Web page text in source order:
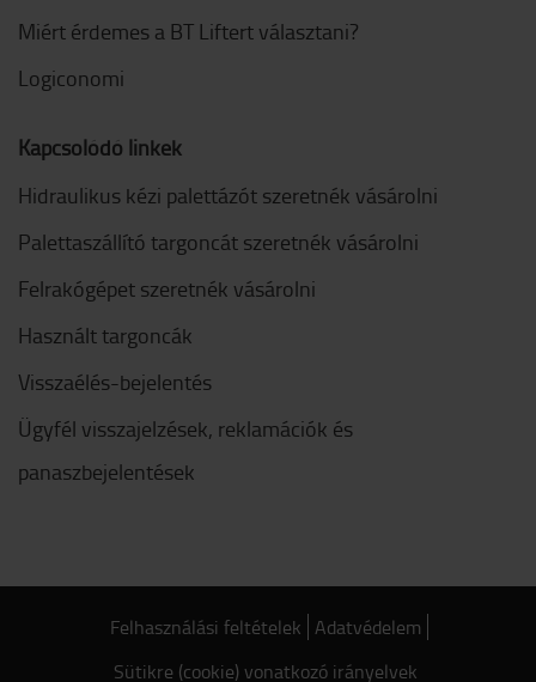
Miért érdemes a BT Liftert választani?
Logiconomi
Kapcsolódó linkek
Hidraulikus kézi palettázót szeretnék vásárolni
Palettaszállító targoncát szeretnék vásárolni
Felrakógépet szeretnék vásárolni
Használt targoncák
Visszaélés-bejelentés
Ügyfél visszajelzések, reklamációk és
panaszbejelentések
Felhasználási feltételek Adatvédelem
Sütikre (cookie) vonatkozó irányelvek